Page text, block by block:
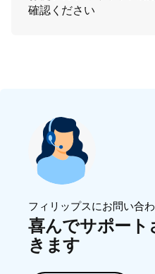
確認ください
フィリップスにお問い合
喜んでサポート
きます